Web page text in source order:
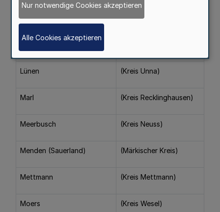
Leopoldshöhe (Kreis Lippe)
Lünen (Kreis Unna)
Marl (Kreis Recklinghausen)
Meerbusch (Kreis Neuss)
Menden (Sauerland) (Märkischer Kreis)
Mettmann (Kreis Mettmann)
Moers (Kreis Wesel)
Nur notwendige Cookies akzeptieren
Alle Cookies akzeptieren